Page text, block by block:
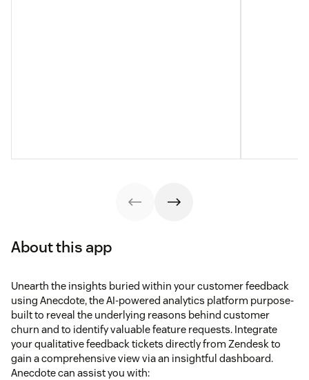
About this app
Unearth the insights buried within your customer feedback
using Anecdote, the AI-powered analytics platform purpose-
built to reveal the underlying reasons behind customer
churn and to identify valuable feature requests. Integrate
your qualitative feedback tickets directly from Zendesk to
gain a comprehensive view via an insightful dashboard.
Anecdote can assist you with: